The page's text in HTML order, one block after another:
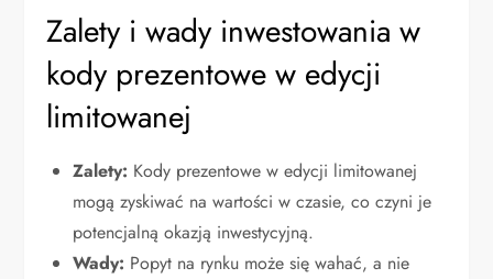
Zalety i wady inwestowania w
kody prezentowe w edycji
limitowanej
Zalety: Kody prezentowe w edycji limitowanej
mogą zyskiwać na wartości w czasie, co czyni je
potencjalną okazją inwestycyjną.
Wady: Popyt na rynku może się wahać, a nie